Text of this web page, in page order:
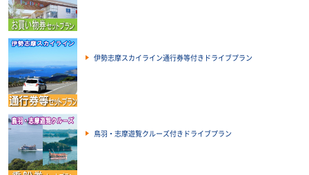
伊勢志摩スカイライン通行券等付きドライブプラン
鳥羽・志摩遊覧クルーズ付きドライブプラン